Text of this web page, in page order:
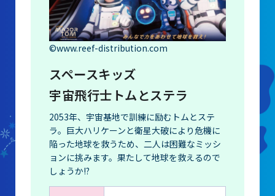
©www.reef-distribution.com
スペースキッズ
宇宙飛行士トムとステラ
2053年、宇宙基地で訓練に励むトムとステ
ラ。巨大ハリケーンと衛星大破により危機に
陥った地球を救うため、二人は困難なミッシ
ョンに挑みます。果たして地球を救えるので
しょうか!?